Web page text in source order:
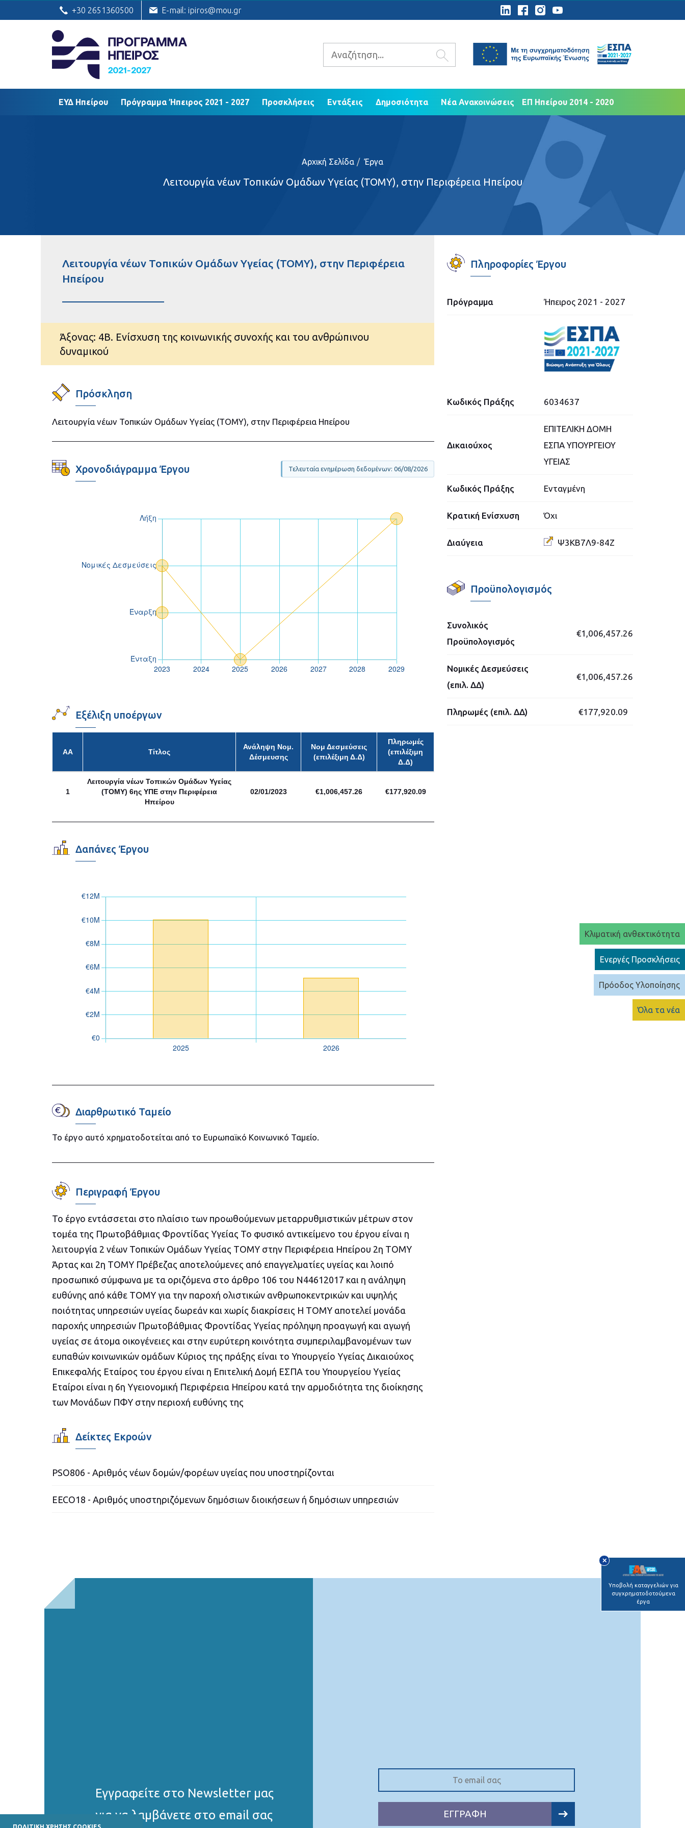
ΕΥΔ Ηπείρου Πρόγραμμα Ήπειρος 2021 - 2027 Δημοσιότητα
Νέα Ανακοινώσεις
Κλιματική ανθεκτικότητα
Ενεργές Προσκλήσεις
Πρόοδος Υλοποίησης
Όλα τα νέα
✕
Υποβολή καταγγελιών για
συγχρηματοδοτούμενα
έργα
+30 2651360500 E-mail: ipiros@mou.gr
ΕΥΔ Ηπείρου Πρόγραμμα Ήπειρος 2021 - 2027 Προσκλήσεις Εντάξεις Δημοσιότητα Νέα Ανακοινώσεις ΕΠ Ηπείρου 2014 - 2020
Αρχική Σελίδα Έργα
Λειτουργία νέων Τοπικών Ομάδων Υγείας (TOMY), στην Περιφέρεια Ηπείρου
Λειτουργία νέων Τοπικών Ομάδων Υγείας (TOMY), στην Περιφέρεια
Ηπείρου
Άξονας: 4B. Ενίσχυση της κοινωνικής συνοχής και του ανθρώπινου
δυναμικού
Πρόσκληση
Λειτουργία νέων Τοπικών Ομάδων Υγείας (TOMY), στην Περιφέρεια Ηπείρου
Χρονοδιάγραμμα Έργου Τελευταία ενημέρωση δεδομένων: 06/08/2026
Εξέλιξη υποέργων
ΑΑ Τίτλος
Ανάληψη Νομ.
Δέσμευσης
Νομ Δεσμεύσεις
(επιλέξιμη Δ.Δ)
Πληρωμές
(επιλέξιμη
Δ.Δ)
1
Λειτουργία νέων Τοπικών Ομάδων Υγείας
(ΤΟΜΥ) 6ης ΥΠΕ στην Περιφέρεια
Ηπείρου
02/01/2023 €1,006,457.26 €177,920.09
Δαπάνες Έργου
Διαρθρωτικό Ταμείο
Το έργο αυτό χρηματοδοτείται από το Ευρωπαϊκό Κοινωνικό Ταμείο.
Περιγραφή Έργου
Το έργο εντάσσεται στο πλαίσιο των προωθούμενων μεταρρυθμιστικών μέτρων στον
τομέα της Πρωτοβάθμιας Φροντίδας Υγείας Το φυσικό αντικείμενο του έργου είναι η
λειτουργία 2 νέων Τοπικών Ομάδων Υγείας ΤΟΜΥ στην Περιφέρεια Ηπείρου 2η ΤΟΜΥ
Άρτας και 2η ΤΟΜΥ Πρέβεζας αποτελούμενες από επαγγελματίες υγείας και λοιπό
προσωπικό σύμφωνα με τα οριζόμενα στο άρθρο 106 του Ν44612017 και η ανάληψη
ευθύνης από κάθε ΤΟΜΥ για την παροχή ολιστικών ανθρωποκεντρικών και υψηλής
ποιότητας υπηρεσιών υγείας δωρεάν και χωρίς διακρίσεις Η ΤΟΜΥ αποτελεί μονάδα
παροχής υπηρεσιών Πρωτοβάθμιας Φροντίδας Υγείας πρόληψη προαγωγή και αγωγή
υγείας σε άτομα οικογένειες και στην ευρύτερη κοινότητα συμπεριλαμβανομένων των
ευπαθών κοινωνικών ομάδων Κύριος της πράξης είναι το Υπουργείο Υγείας Δικαιούχος
Επικεφαλής Εταίρος του έργου είναι η Επιτελική Δομή ΕΣΠΑ του Υπουργείου Υγείας
Εταίροι είναι η 6η Υγειονομική Περιφέρεια Ηπείρου κατά την αρμοδιότητα της διοίκησης
των Μονάδων ΠΦΥ στην περιοχή ευθύνης της
Δείκτες Εκροών
PSO806 - Αριθμός νέων δομών/φορέων υγείας που υποστηρίζονται
EECO18 - Αριθμός υποστηριζόμενων δημόσιων διοικήσεων ή δημόσιων υπηρεσιών
Πληροφορίες Έργου
Πρόγραμμα Ήπειρος 2021 - 2027
Κωδικός Πράξης 6034637
Δικαιούχος
ΕΠΙΤΕΛΙΚΗ ΔΟΜΗ
ΕΣΠΑ ΥΠΟΥΡΓΕΙΟΥ
ΥΓΕΙΑΣ
Κωδικός Πράξης Ενταγμένη
Κρατική Ενίσχυση Όχι
Διαύγεια Ψ3ΚΒ7Λ9-84Ζ
Προϋπολογισμός
Συνολικός
Προϋπολογισμός
€1,006,457.26
Νομικές Δεσμεύσεις
(επιλ. ΔΔ)
€1,006,457.26
Πληρωμές (επιλ. ΔΔ) €177,920.09
Εγγραφείτε στο Νewsletter μας
για να λαμβάνετε στο email σας
ΕΓΓΡΑΦΗ